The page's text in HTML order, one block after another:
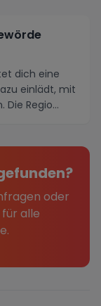
dich eine
einlädt, mit
Regio...
oder
alle